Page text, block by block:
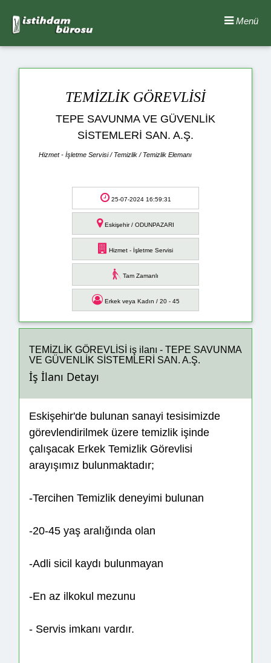
Menü
TEMİZLİK GÖREVLİSİ
TEPE SAVUNMA VE GÜVENLİK
SİSTEMLERİ SAN. A.Ş.
Hizmet - İşletme Servisi / Temizlik / Temizlik Elemanı
25-07-2024 16:59:31
Eskişehir / ODUNPAZARI
Hizmet - İşletme Servisi
Tam Zamanlı
Erkek veya Kadın / 20 - 45
TEMİZLİK GÖREVLİSİ iş ilanı - TEPE SAVUNMA
VE GÜVENLİK SİSTEMLERİ SAN. A.Ş.
İş İlanı Detayı
Eskişehir'de bulunan sanayi tesisimizde
görevlendirilmek üzere temizlik işinde
çalışacak Erkek Temizlik Görevlisi
arayışımız bulunmaktadır;
-Tercihen Temizlik deneyimi bulunan
-20-45 yaş aralığında olan
-Adli sicil kaydı bulunmayan
-En az ilkokul mezunu
- Servis imkanı vardır.